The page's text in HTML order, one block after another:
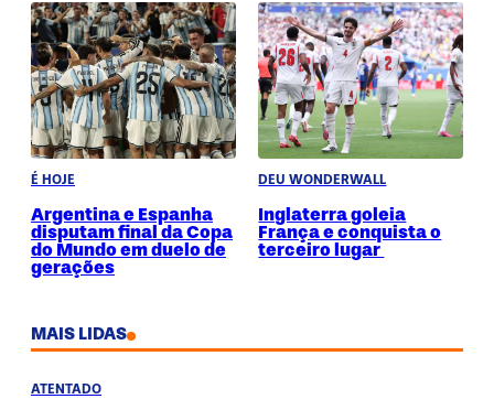
É HOJE
Argentina e Espanha
disputam final da Copa
do Mundo em duelo de
gerações
DEU WONDERWALL
Inglaterra goleia
França e conquista o
terceiro lugar
MAIS LIDAS
ATENTADO